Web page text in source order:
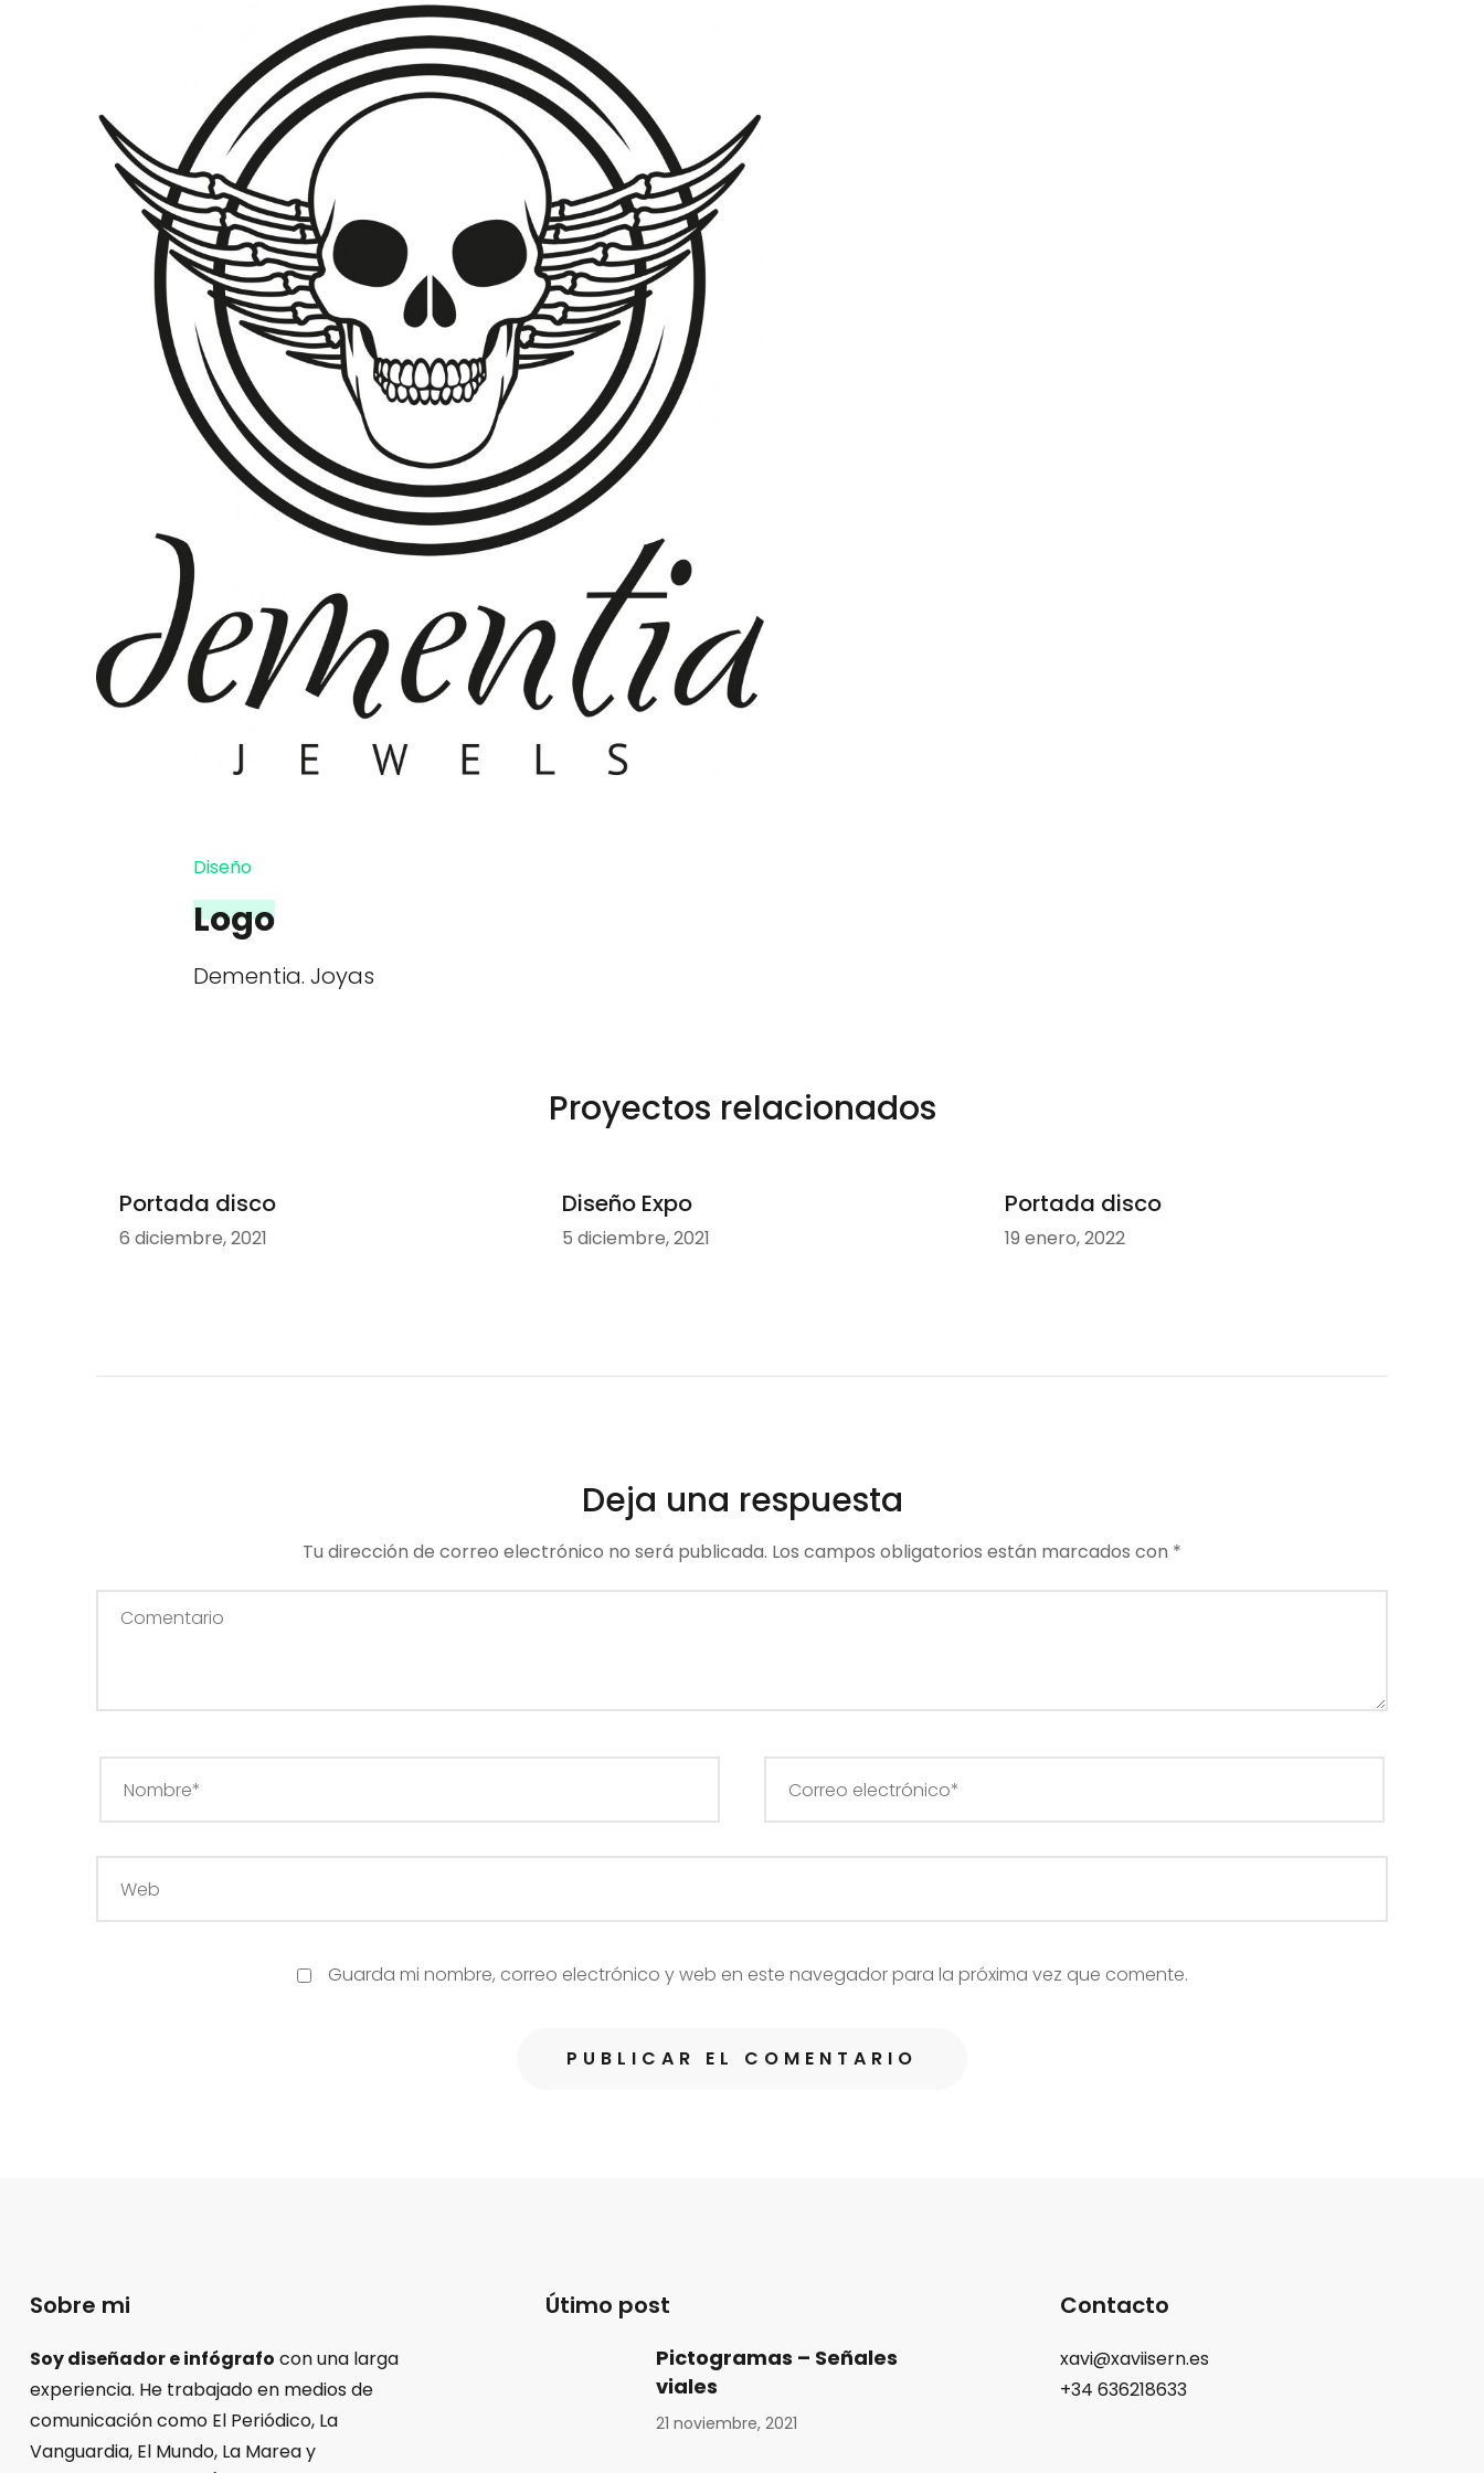
Diseño
Logo
Dementia. Joyas
Proyectos relacionados
Portada disco
6 diciembre, 2021
Diseño Expo
5 diciembre, 2021
Portada disco
19 enero, 2022
Deja una respuesta
Tu dirección de correo electrónico no será publicada. Los campos obligatorios están marcados con *
Guarda mi nombre, correo electrónico y web en este navegador para la próxima vez que comente.
Sobre mi
Soy diseñador e infógrafo con una larga
experiencia. He trabajado en medios de
comunicación como El Periódico, La
Vanguardia, El Mundo, La Marea y
Útimo post
Pictogramas – Señales
viales
21 noviembre, 2021
Contacto
xavi@xaviisern.es
+34 636218633